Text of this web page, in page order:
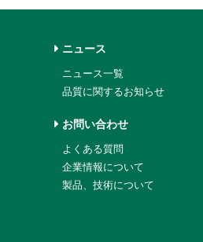
ニュース
ニュース一覧
品質に関するお知らせ
お問い合わせ
よくある質問
企業情報について
製品、技術について